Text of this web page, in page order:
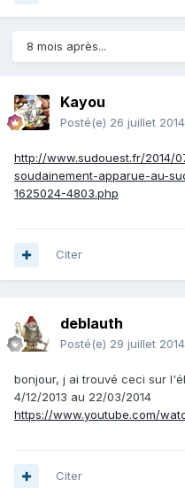
8 mois après...
Kayou
Posté(e) 26 juillet 2014
http://www.sudouest.fr/2014/
soudainement-apparue-au-
1625024-4803.php
Citer
deblauth
Posté(e) 29 juillet 2014
bonjour, j ai trouvé ceci sur
4/12/2013 au 22/03/2014
https://www.youtube.com/
Citer